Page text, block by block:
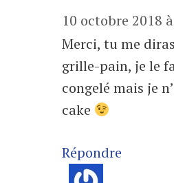
10 octobre 2018
Merci, tu me
grille-pain, je le
congelé mais je
cake
Répondre